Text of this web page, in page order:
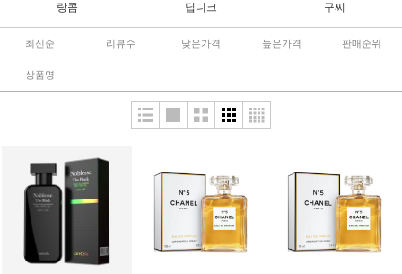
랑콤 딥디크 구찌
최신순 리뷰수 낮은가격 높은가격 판매순위
상품명